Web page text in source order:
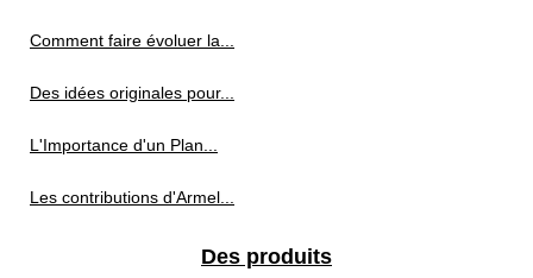
Comment faire évoluer la...
Des idées originales pour...
L'Importance d'un Plan...
Les contributions d'Armel...
Des produits